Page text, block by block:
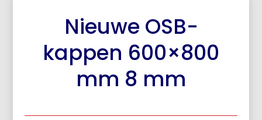
Nieuwe OSB-
kappen 600×800
mm 8 mm